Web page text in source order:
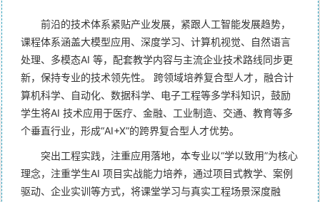
前沿的技术体系紧贴产业发展，紧跟人工智能发展趋势，
课程体系涵盖大模型应用、深度学习、计算机视觉、自然语言
处理、多模态AI 等，配套教学内容与主流企业技术路线同步更
新，保持专业的技术领先性。 跨领域培养复合型人才，融合计
算机科学、自动化、数据科学、电子工程等多学科知识，鼓励
学生将AI 技术应用于医疗、金融、工业制造、交通、教育等多
个垂直行业，形成“AI+X”的跨界复合型人才优势。
突出工程实践，注重应用落地，本专业以“学以致用”为核心
理念，注重学生AI 项目实战能力培养，通过项目式教学、案例
驱动、企业实训等方式，将课堂学习与真实工程场景深度融